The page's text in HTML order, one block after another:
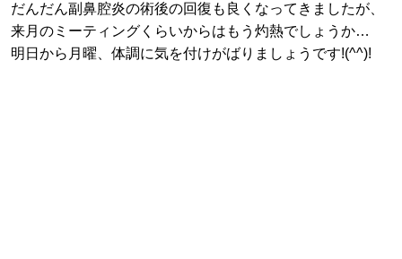
だんだん副鼻腔炎の術後の回復も良くなってきましたが、
来月のミーティングくらいからはもう灼熱でしょうか…
明日から月曜、体調に気を付けがばりましょうです!(^^)!